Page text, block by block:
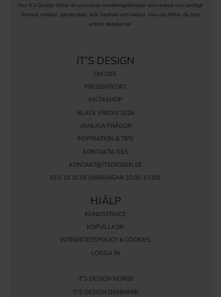
Hos It’s Design hittar du prisvärda inredningsdetaljer som enkelt och smidigt
förnyar möbler, garderober, kök, badrum och hallen. Hos oss hittar du helt
enkelt detaljerna!
IT'S DESIGN
OM OSS
PRESENTKORT
INSTASHOP
BLACK FRIDAY 2026
VANLIGA FRÅGOR
INSPIRATION & TIPS
KONTAKTA OSS
KONTAKT@ITSDESIGN.SE
013-10 10 05 (VARDAGAR 10.00-17.00)
HJÄLP
KUNDSERVICE
KÖPVILLKOR
INTEGRITETSPOLICY & COOKIES
LOGGA IN
IT'S DESIGN NORGE
IT'S DESIGN DANMARK